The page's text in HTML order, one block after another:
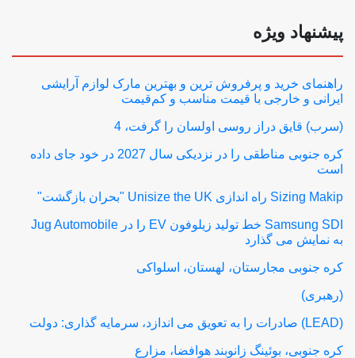
پیشنهاد ویژه
راهنمای خرید و پرفروش ترین و بهترین مارک لوازم آرایشی
ایرانی و خارجی با قیمت مناسب و کم‌قیمت
(سرب) قایق دراز روسی اولسان را گرفت، 4
کره جنوبی مناطقی را در نزدیکی سال 2027 در خود جای داده
است
Sizing Makip راه اندازی Unisize the UK "بحران بازگشت"
Samsung SDI خط تولید زیلوفون EV را در Jug Automobile
به نمایش می گذارد
کره جنوبی مجارستان، لهستان، اسلواکی
(رهبری)
(LEAD) صادرات را به تعویق می اندازد، سرمایه گذاری: دولت
کره جنوبی، بوئینگ زانوبند هوافضا، مزارع